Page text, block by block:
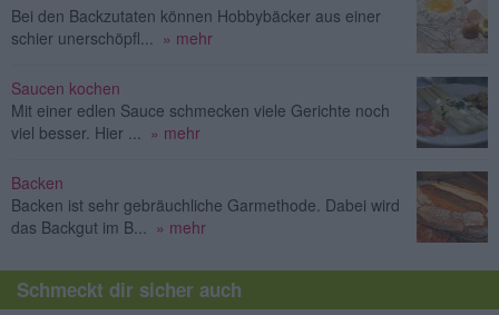
Bei den Backzutaten können Hobbybäcker aus einer
schier unerschöpfl...
» mehr
Saucen kochen
Mit einer edlen Sauce schmecken viele Gerichte noch
viel besser. Hier ...
» mehr
Backen
Backen ist sehr gebräuchliche Garmethode. Dabei wird
das Backgut im B...
» mehr
Schmeckt dir sicher auch